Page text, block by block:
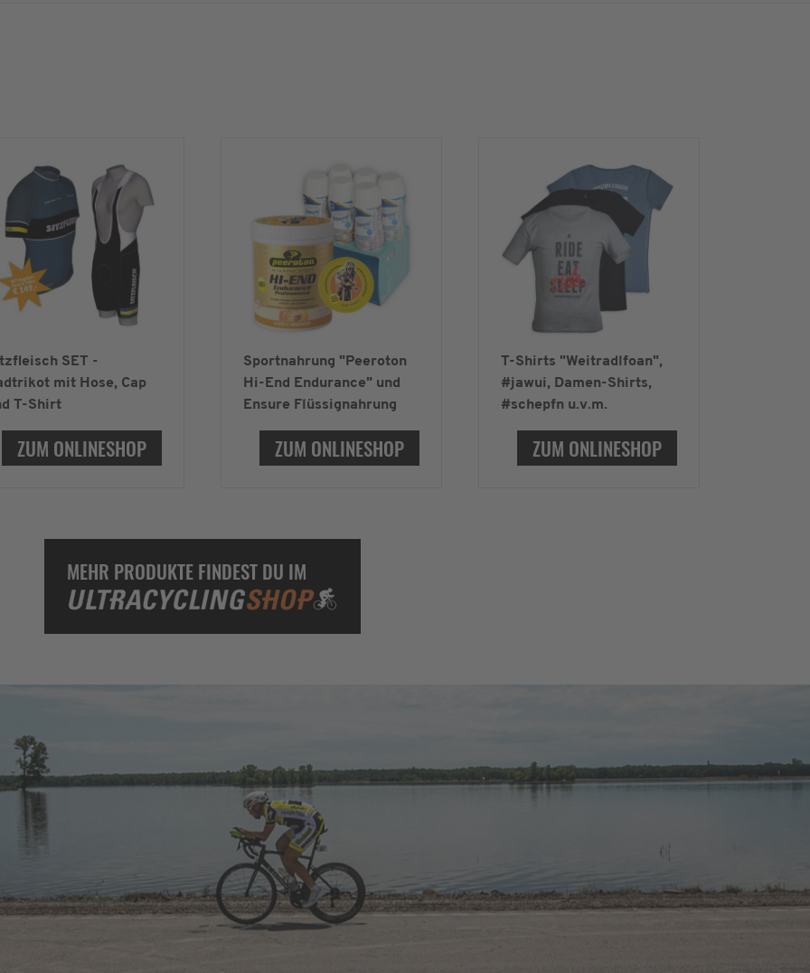
SET -
mit Hose, Cap
T-Shirt
ZUM ONLINESHOP
Sportnahrung "Peeroton
Hi-End Endurance" und
Ensure Flüssignahrung
ZUM ONLINESHOP
T-Shirts "Weitradlfoan",
#jawui, Damen-Shirts,
#schepfn u.v.m.
ZUM ONLINESHOP
MEHR PRODUKTE FINDEST DU IM